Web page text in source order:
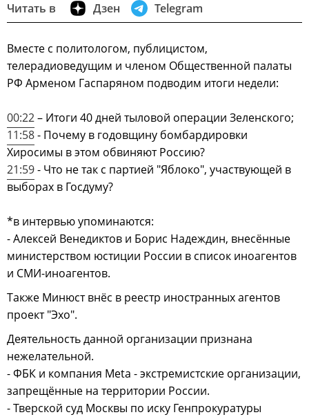
Читать в Дзен Telegram
Вместе с политологом, публицистом,
телерадиоведущим и членом Общественной палаты
РФ Арменом Гаспаряном подводим итоги недели:
00:22– Итоги 40 дней тыловой операции Зеленского;
11:58- Почему в годовщину бомбардировки
Хиросимы в этом обвиняют Россию?
21:59- Что не так с партией "Яблоко", участвующей в
выборах в Госдуму?
*в интервью упоминаются:
- Алексей Венедиктов и Борис Надеждин, внесённые
министерством юстиции России в список иноагентов
и СМИ-иноагентов.
Также Минюст внёс в реестр иностранных агентов
проект "Эхо".
Деятельность данной организации признана
нежелательной.
- ФБК и компания Meta - экстремистские организации,
запрещённые на территории России.
- Тверской суд Москвы по иску Генпрокуратуры